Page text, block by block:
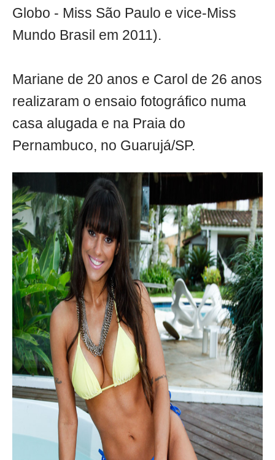
Globo - Miss São Paulo e vice-Miss
Mundo Brasil em 2011).
Mariane de 20 anos e Carol de 26 anos
realizaram o ensaio fotográfico numa
casa alugada e na Praia do
Pernambuco, no Guarujá/SP.